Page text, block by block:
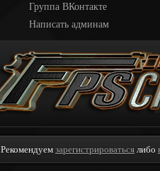
Группа ВКонтакте
Написать админам
Рекомендуем зарегистрироваться либо